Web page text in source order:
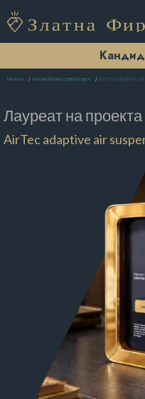
Начало Автомобилни сервизи Годеч AirTec adaptive
Лауреат на проекта
AirTec adaptive air